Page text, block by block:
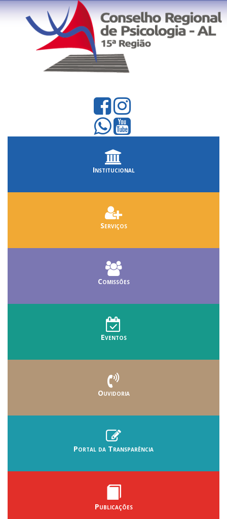
Institucional
Serviços
Comissões
Eventos
Ouvidoria
Portal da Transparência
Publicações